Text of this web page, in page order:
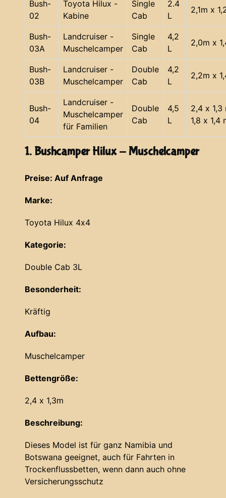
Bush-
02
Toyota Hilux -
Kabine
Single
Cab
2.4
L
2,1m x
Bush-
03A
Landcruiser -
Muschelcamper
Single
Cab
4,2
L
2,0m x
Bush-
03B
Landcruiser -
Muschelcamper
Double
Cab
4,2
L
2,2m x
Bush-
04
Landcruiser -
Muschelcamper
für Familien
Double
Cab
4,5
L
2,4 x 1,3
1,8 x 1,4
1. Bushcamper Hilux - Muschelcamper
Preise: Auf Anfrage
Marke:
Toyota Hilux 4x4
Kategorie:
Double Cab 3L
Besonderheit:
Kräftig
Aufbau:
Muschelcamper
Bettengröße:
2,4 x 1,3m
Beschreibung:
Dieses Model ist für ganz Namibia und
Botswana geeignet, auch für Fahrten in
Trockenflussbetten, wenn dann auch ohne
Versicherungsschutz